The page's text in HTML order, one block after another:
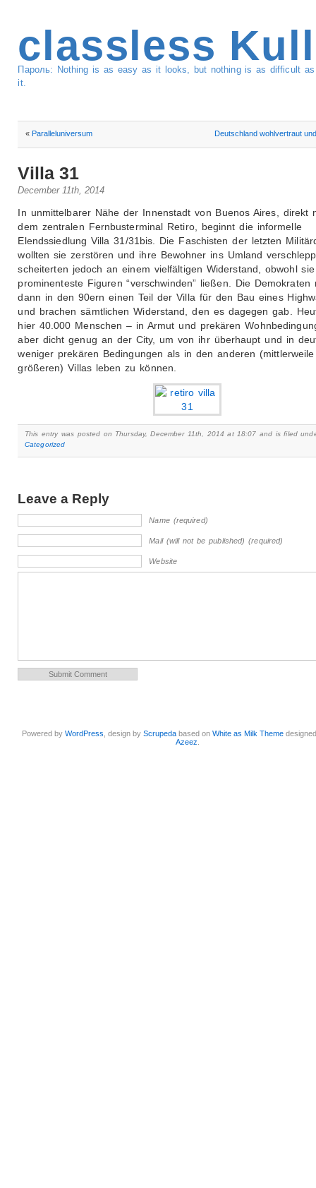
classless
Пароль: Nothing is as easy as it looks, but nothing is as difficult
it.
«Paralleluniversum Deutschland wohlvertraut
Villa 31
December 11th, 2014
In unmittelbarer Nähe der Innenstadt von Buenos Aires, direkt
dem zentralen Fernbusterminal Retiro, beginnt die informelle
Elendssiedlung Villa 31/31bis. Die Faschisten der letzten
wollten sie zerstören und ihre Bewohner ins Umland
scheiterten jedoch an einem vielfältigen Widerstand, obwohl
prominenteste Figuren “verschwinden” ließen. Die Demokraten
dann in den 90ern einen Teil der Villa für den Bau eines
und brachen sämtlichen Widerstand, den es dagegen gab.
hier 40.000 Menschen – in Armut und prekären
aber dicht genug an der City, um von ihr überhaupt und in
weniger prekären Bedingungen als in den anderen
größeren) Villas leben zu können.
This entry was posted on Thursday, December 11th, 2014 at 18:07 and is filed
Categorized
Leave a Reply
Name (required)
Mail (will not be published) (required)
Website
Powered byWordPress , design byScrupeda based onWhite as Milk Theme
Azeez